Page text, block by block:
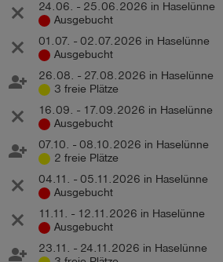
24.06. - 25.06.2026 in Haselünne
Ausgebucht
01.07. - 02.07.2026 in Haselünne
Ausgebucht
26.08. - 27.08.2026 in Haselünne
3 freie Plätze
16.09. - 17.09.2026 in Haselünne
Ausgebucht
07.10. - 08.10.2026 in Haselünne
2 freie Plätze
04.11. - 05.11.2026 in Haselünne
Ausgebucht
11.11. - 12.11.2026 in Haselünne
Ausgebucht
23.11. - 24.11.2026 in Haselünne